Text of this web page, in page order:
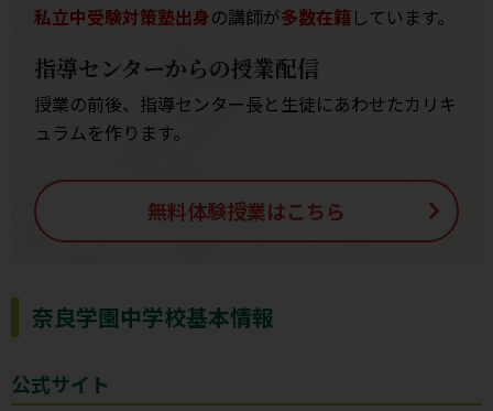
私立中受験対策塾出身の講師が多数在籍しています。
指導センターからの授業配信
授業の前後、指導センター長と生徒にあわせたカリキ
ュラムを作ります。
無料体験授業はこちら
奈良学園中学校基本情報
公式サイト